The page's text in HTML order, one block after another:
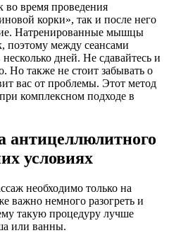
во время проведения
корки», так и после него
Натренированные мышцы
поэтому между сеансами
дней. Не сдавайтесь и
Но также не стоит забывать о
вас от проблемы. Этот метод
комплексном подходе в
антицеллюлитного
условиях
необходимо только на
важно немного разогреть и
такую процедуру лучше
или ванны.